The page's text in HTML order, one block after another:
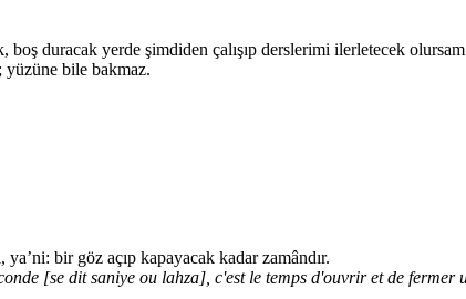
duracak yerde şimdiden çalışıp derslerimi ilerletecek
yüzüne bile bakmaz.
bir göz açıp kapayacak kadar zamândır.
[se dit saniye ou lahza], c'est le temps d'ouvrir et de fermer